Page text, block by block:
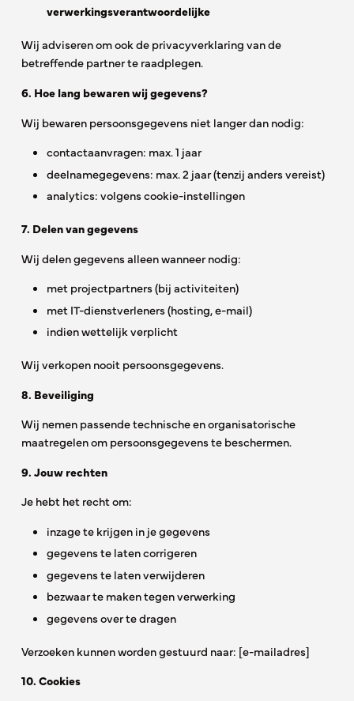
verwerkingsverantwoordelijke
Wij adviseren om ook de privacyverklaring van de
betreffende partner te raadplegen.
6. Hoe lang bewaren wij gegevens?
Wij bewaren persoonsgegevens niet langer dan nodig:
contactaanvragen: max. 1 jaar
deelnamegegevens: max. 2 jaar (tenzij anders vereist)
analytics: volgens cookie-instellingen
7. Delen van gegevens
Wij delen gegevens alleen wanneer nodig:
met projectpartners (bij activiteiten)
met IT-dienstverleners (hosting, e-mail)
indien wettelijk verplicht
Wij verkopen nooit persoonsgegevens.
8. Beveiliging
Wij nemen passende technische en organisatorische
maatregelen om persoonsgegevens te beschermen.
9. Jouw rechten
Je hebt het recht om:
inzage te krijgen in je gegevens
gegevens te laten corrigeren
gegevens te laten verwijderen
bezwaar te maken tegen verwerking
gegevens over te dragen
Verzoeken kunnen worden gestuurd naar: [e-mailadres]
10. Cookies